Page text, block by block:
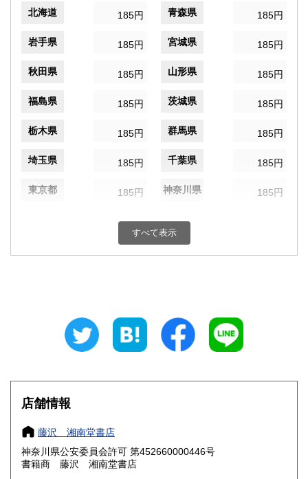
北海道 185円 青森県 185円
岩手県 185円 宮城県 185円
秋田県 185円 山形県 185円
福島県 185円 茨城県 185円
栃木県 185円 群馬県 185円
埼玉県 185円 千葉県 185円
東京都 185円 神奈川県 185円
185円 富山県
185円 三重県
大阪府
奈良県
鳥取県 185円 島根県
すべて表示
店舗情報
藤沢 湘南堂書店
神奈川県公安委員会許可 第452660000446号
書籍商 藤沢 湘南堂書店